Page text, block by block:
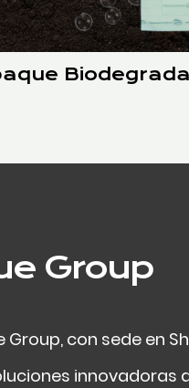
Group
Group, con sede en
innovadoras